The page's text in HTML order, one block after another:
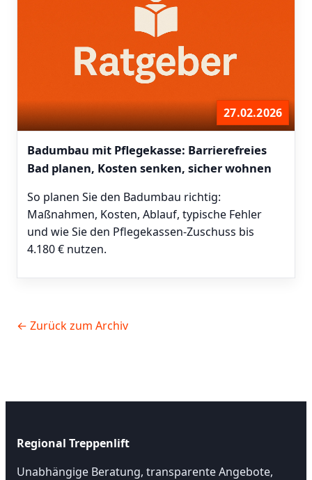
27.02.2026
Badumbau mit Pflegekasse: Barrierefreies
Bad planen, Kosten senken, sicher wohnen
So planen Sie den Badumbau richtig:
Maßnahmen, Kosten, Ablauf, typische Fehler
und wie Sie den Pflegekassen-Zuschuss bis
4.180 € nutzen.
← Zurück zum Archiv
Regional Treppenlift
Unabhängige Beratung, transparente Angebote,